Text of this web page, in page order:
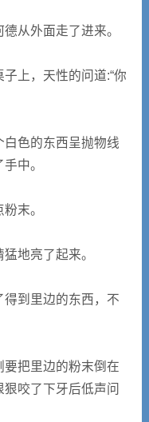
从外面走了进来。
上，天性的问道:“你
色的东西呈抛物线
中。
末。
地亮了起来。
到里边的东西，不
把里边的粉末倒在
咬了下牙后低声问